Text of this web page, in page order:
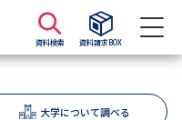
資料検索 資料請求BOX
資料検索
大学について調べる